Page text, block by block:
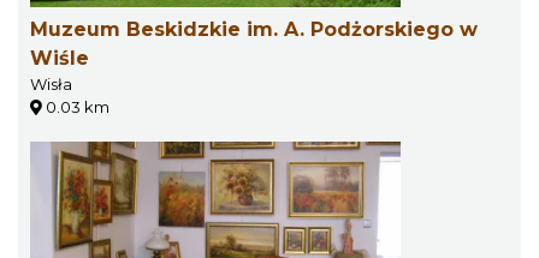
Muzeum Beskidzkie im. A. Podżorskiego w
Wiśle
Wisła
0.03 km